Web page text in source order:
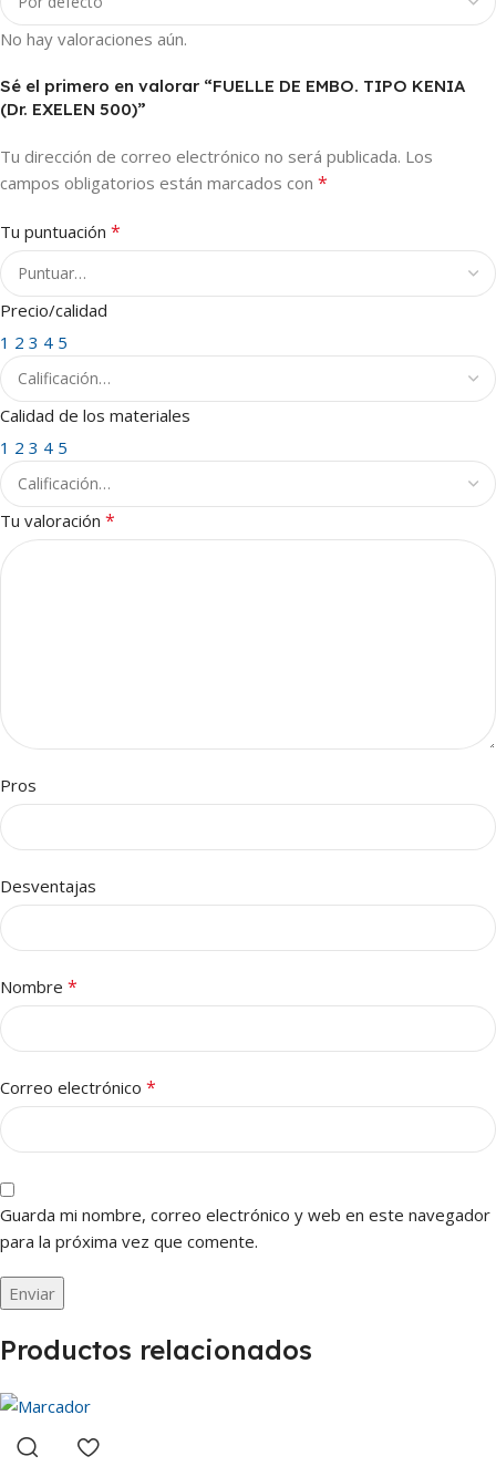
No hay valoraciones aún.
Sé el primero en valorar “FUELLE DE EMBO. TIPO KENIA
(Dr. EXELEN 500)”
Tu dirección de correo electrónico no será publicada. Los
campos obligatorios están marcados con *
Tu puntuación *
Precio/calidad
1 2 3 4 5
Calidad de los materiales
1 2 3 4 5
Tu valoración *
Pros
Desventajas
Nombre *
Correo electrónico *
Guarda mi nombre, correo electrónico y web en este navegador
para la próxima vez que comente.
Productos relacionados